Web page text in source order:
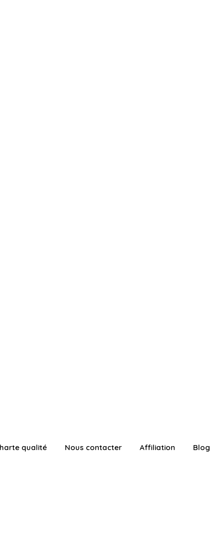
qualité Nous contacter Affiliation Blog